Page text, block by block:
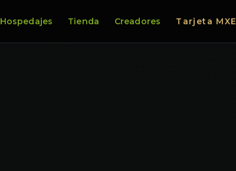
Hospedajes Tienda Creadores Tarjeta MXE